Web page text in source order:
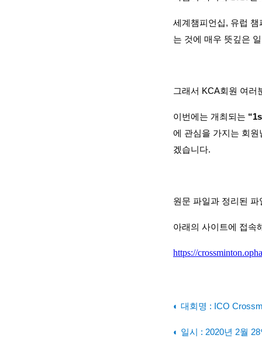
세계챔피언십, 유럽 챔
는 것에 매우 뜻깊은
그래서 KCA회원 여러
이번에는 개최되는
에 관심을 가지는 회
겠습니다.
원문 파일과 정리된
아래의 사이트에 접속
https://
◐ 대회명 : ICO
◐ ​일시 : 2020년 2월 28